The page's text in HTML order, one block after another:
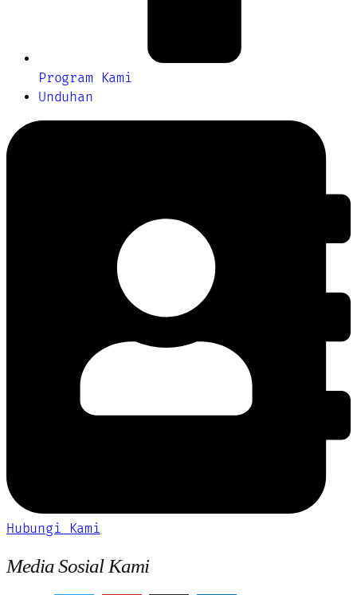
Program Kami
Unduhan
Hubungi Kami
Media Sosial Kami